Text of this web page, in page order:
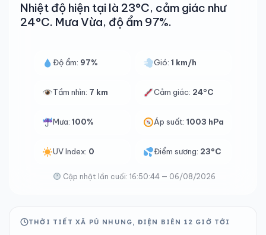
Nhiệt độ hiện tại là 23°C, cảm giác như
24°C. Mưa Vừa, độ ẩm 97%.
Độ ẩm: 97% Gió:1 km/h
Tầm nhìn: 7 km Cảm giác: 24°C
Mưa: 100% Áp suất:1003 hPa
UV Index: 0 Điểm sương: 23°C
Cập nhật lần cuối: 16:50:44 — 06/08/2026
THỜI TIẾT XÃ PÚ NHUNG, ĐIỆN BIÊN 12 GIỜ TỚI